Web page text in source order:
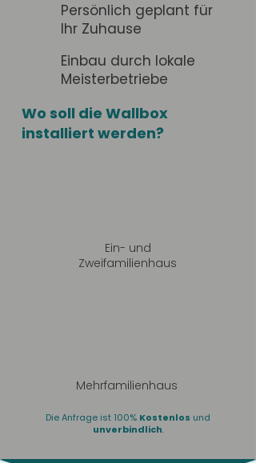
Persönlich geplant für
Ihr Zuhause
Einbau durch lokale
Meisterbetriebe
Wo soll die Wallbox
installiert werden?
Ein- und
Zweifamilienhaus
Mehrfamilienhaus
Die Anfrage ist 100% Kostenlos und
unverbindlich.